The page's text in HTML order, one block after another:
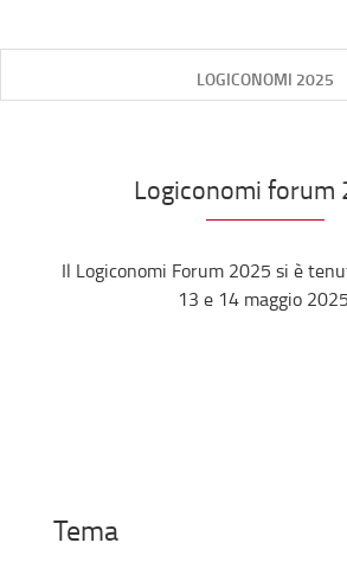
LOGICONOMI 2025
Logiconomi forum
Il Logiconomi Forum 2025 si è
13 e 14 maggio
Tema